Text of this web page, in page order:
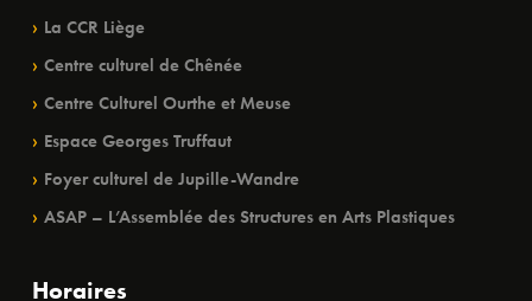
La CCR Liège
Centre culturel de Chênée
Centre Culturel Ourthe et Meuse
Espace Georges Truffaut
Foyer culturel de Jupille-Wandre
ASAP – L’Assemblée des Structures en Arts Plastiques
Horaires